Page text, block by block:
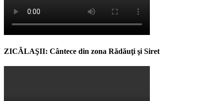
ZICĂLAŞII: Cântece din zona Rădăuţi şi Siret